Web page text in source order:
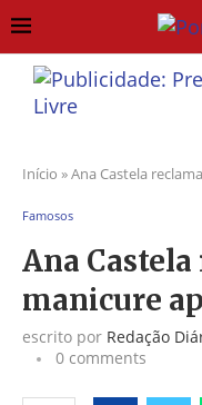
Início »Ana Castela
Famosos
Ana
manicure
escrito por Redação
0 comments